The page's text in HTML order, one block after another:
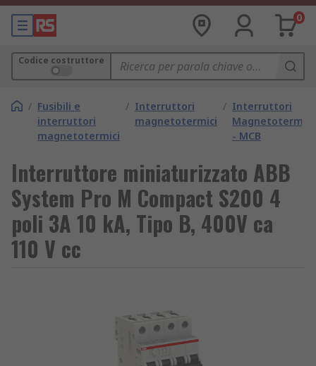
0
Codice costruttore
/ Fusibili e
interruttori
magnetotermici
/ Interruttori
magnetotermici
/ Interruttori
Magnetotermici
- MCB
Interruttore miniaturizzato ABB
System Pro M Compact S200 4
poli 3A 10 kA, Tipo B, 400V ca
110 V cc